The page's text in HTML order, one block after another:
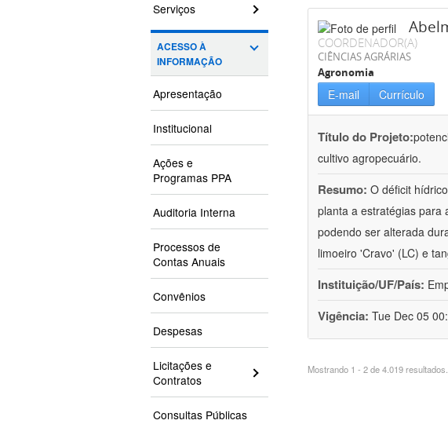
Serviços
ACESSO À
INFORMAÇÃO
Apresentação
Institucional
Ações e
Programas PPA
Auditoria Interna
Processos de
Contas Anuais
Convênios
Despesas
Licitações e
Contratos
Consultas Públicas
COORDENADOR(A)
CIÊNCIAS AGRÁRIAS
Agronomia
E-mail Currículo
Título do Projeto:
cultivo agropecuário.
Resumo: O déficit
planta a estratégias para
podendo ser alterada
limoeiro 'Cravo' (LC) e
Instituição/UF/País:
Vigência: Tue Dec 05
Mostrando 1 - 2 de 4.019 resultados.